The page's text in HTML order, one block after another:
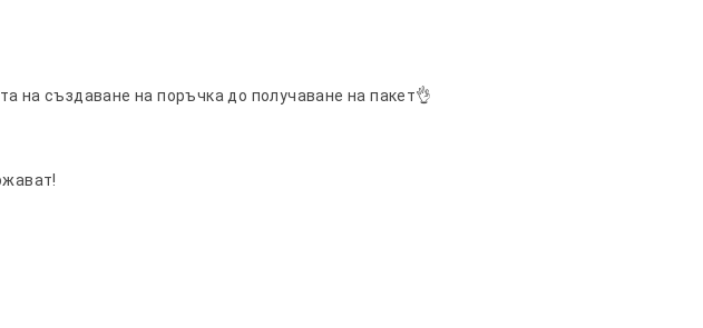
на създаване на поръчка до получаване на пакет👌